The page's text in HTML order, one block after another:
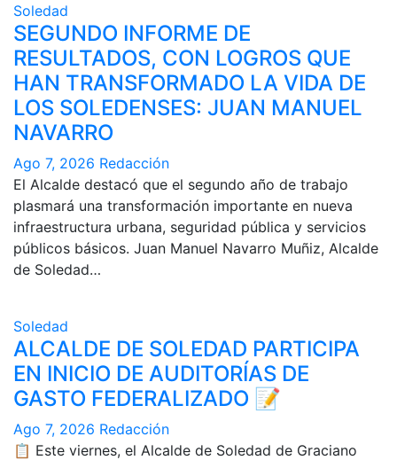
Soledad
SEGUNDO INFORME DE
RESULTADOS, CON LOGROS QUE
HAN TRANSFORMADO LA VIDA DE
LOS SOLEDENSES: JUAN MANUEL
NAVARRO
Ago 7, 2026 Redacción
El Alcalde destacó que el segundo año de trabajo
plasmará una transformación importante en nueva
infraestructura urbana, seguridad pública y servicios
públicos básicos. Juan Manuel Navarro Muñiz, Alcalde
de Soledad…
Soledad
ALCALDE DE SOLEDAD PARTICIPA
EN INICIO DE AUDITORÍAS DE
GASTO FEDERALIZADO 📝
Ago 7, 2026 Redacción
📋 Este viernes, el Alcalde de Soledad de Graciano